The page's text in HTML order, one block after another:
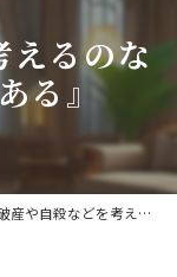
えるのな
る』
や自殺などを考えるのならまだやることがある』